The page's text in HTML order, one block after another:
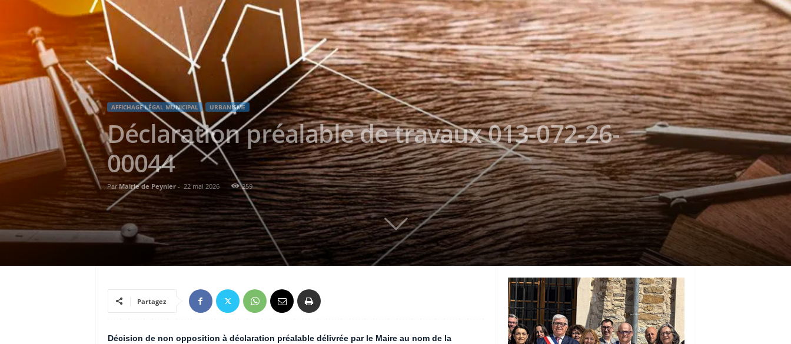
AFFICHAGE LÉGAL MUNICIPAL URBANISME
Déclaration préalable de travaux 013-072-26-
00044
Par Mairie de Peynier- 22 mai 2026 259
Partagez
Décision de non opposition à déclaration préalable délivrée par le Maire au nom de la